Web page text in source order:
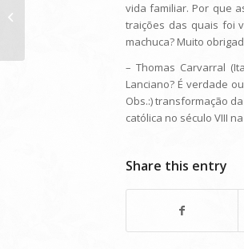
vida familiar. Por que
traições das quais foi
machuca? Muito
– Thomas Carvarral
Lanciano? É verdade
Obs.:) transformação
católica no século VIII
Share this entry
Programa do dia 04/04/2015: